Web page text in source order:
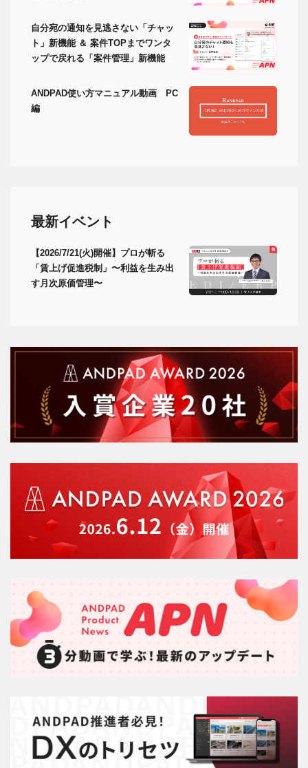
自分宛の通知を見逃さない「チャッ
ト」新機能 ＆ 案件TOPまでワンタ
ップで戻れる「案件管理」新機能
ANDPAD使い方マニュアル動画 PC
編
最新イベント
【2026/7/21(火)開催】プロが斬る
「賃上げ促進税制」〜利益を生み出
す月次原価管理〜